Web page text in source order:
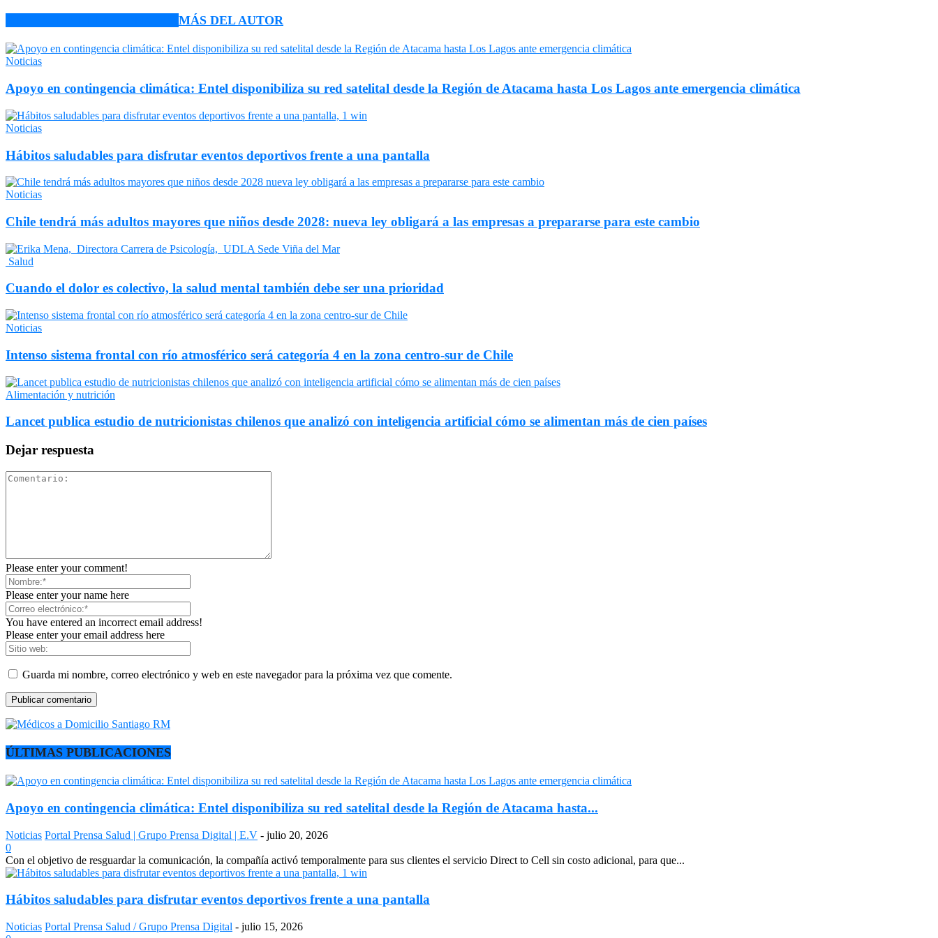
MÁS DEL AUTOR
Noticias
Apoyo en contingencia climática: Entel disponibiliza su red satelital desde la Región de Atacama hasta Los Lagos ante emergencia climática
Noticias
Hábitos saludables para disfrutar eventos deportivos frente a una pantalla
Noticias
Chile tendrá más adultos mayores que niños desde 2028: nueva ley obligará a las empresas a prepararse para este cambio
Salud
Cuando el dolor es colectivo, la salud mental también debe ser una prioridad
Noticias
Intenso sistema frontal con río atmosférico será categoría 4 en la zona centro-sur de Chile
Alimentación y nutrición
Lancet publica estudio de nutricionistas chilenos que analizó con inteligencia artificial cómo se alimentan más de cien países
Dejar respuesta
Please enter your comment!
Please enter your name here
You have entered an incorrect email address!
Please enter your email address here
Guarda mi nombre, correo electrónico y web en este navegador para la próxima vez que comente.
ÚLTIMAS PUBLICACIONES
Apoyo en contingencia climática: Entel disponibiliza su red satelital desde la Región de Atacama hasta...
Noticias Portal Prensa Salud | Grupo Prensa Digital | E.V - julio 20, 2026
0
Con el objetivo de resguardar la comunicación, la compañía activó temporalmente para sus clientes el servicio Direct to Cell sin costo adicional, para que...
Hábitos saludables para disfrutar eventos deportivos frente a una pantalla
Noticias Portal Prensa Salud / Grupo Prensa Digital - julio 15, 2026